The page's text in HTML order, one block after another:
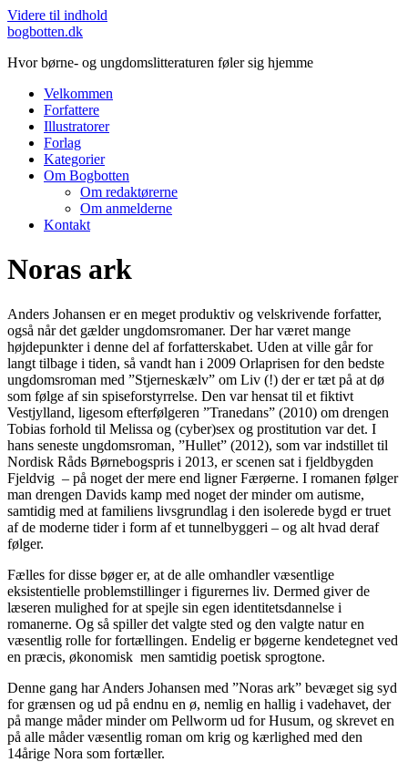
Videre til indhold
bogbotten.dk
Hvor børne- og ungdomslitteraturen føler sig hjemme
Velkommen
Forfattere
Illustratorer
Forlag
Kategorier
Om Bogbotten
Om redaktørerne
Om anmelderne
Kontakt
Noras ark
Anders Johansen er en meget produktiv og velskrivende forfatter,
også når det gælder ungdomsromaner. Der har været mange
højdepunkter i denne del af forfatterskabet. Uden at ville går for
langt tilbage i tiden, så vandt han i 2009 Orlaprisen for den bedste
ungdomsroman med ”Stjerneskælv” om Liv (!) der er tæt på at dø
som følge af sin spiseforstyrrelse. Den var hensat til et fiktivt
Vestjylland, ligesom efterfølgeren ”Tranedans” (2010) om drengen
Tobias forhold til Melissa og (cyber)sex og prostitution var det. I
hans seneste ungdomsroman, ”Hullet” (2012), som var indstillet til
Nordisk Råds Børnebogspris i 2013, er scenen sat i fjeldbygden
Fjeldvig – på noget der mere end ligner Færøerne. I romanen følger
man drengen Davids kamp med noget der minder om autisme,
samtidig med at familiens livsgrundlag i den isolerede bygd er truet
af de moderne tider i form af et tunnelbyggeri – og alt hvad deraf
følger.
Fælles for disse bøger er, at de alle omhandler væsentlige
eksistentielle problemstillinger i figurernes liv. Dermed giver de
læseren mulighed for at spejle sin egen identitetsdannelse i
romanerne. Og så spiller det valgte sted og den valgte natur en
væsentlig rolle for fortællingen. Endelig er bøgerne kendetegnet ved
en præcis, økonomisk men samtidig poetisk sprogtone.
Denne gang har Anders Johansen med ”Noras ark” bevæget sig syd
for grænsen og ud på endnu en ø, nemlig en hallig i vadehavet, der
på mange måder minder om Pellworm ud for Husum, og skrevet en
på alle måder væsentlig roman om krig og kærlighed med den
14årige Nora som fortæller.